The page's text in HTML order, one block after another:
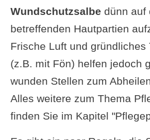
Wundschutzsalbe dünn auf
betreffenden Hautpartien
Frische Luft und gründliches
(z.B. mit Fön) helfen jedoch
wunden Stellen zum
Alles weitere zum Thema
finden Sie im Kapitel